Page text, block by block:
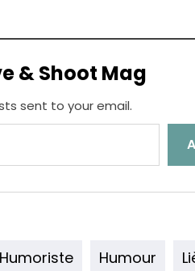
& Shoot Mag
sent to your email.
Humoriste Humour